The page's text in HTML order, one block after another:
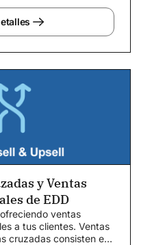
y Ventas
de EDD
ventas
a tus clientes. Ventas
cruzadas consisten en